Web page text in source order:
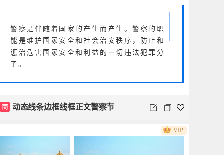
警察是伴随着国家的产生而产生。警察的职
能是维护国家安全和社会治安秩序，防止和
惩治危害国家安全和利益的一切违法犯罪分
子。
商 动态线条边框线框正文警察节
VIP